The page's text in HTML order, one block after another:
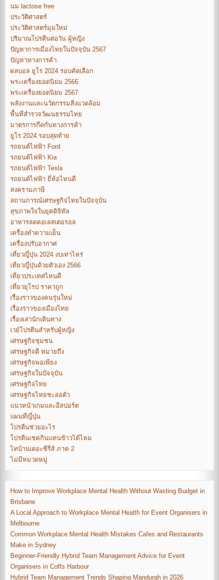
นม lactose free
ประวัติศาสตร์
ประวัติศาสตร์มุมใหม่
ปริมาณโปรตีนต่อวัน ผู้หญิง
ปัญหาการเมืองไทยในปัจจุบัน 2567
ปัญหาทางการค้า
ผลบอล ยูโร 2024 รอบคัดเลือก
พระเครื่องยอดนิยม 2566
พระเครื่องยอดนิยม 2567
พลังงานและนวัตกรรมสิ่งแวดล้อม
พื้นที่สำรวจวัฒนธรรมไทย
มาตรการกีดกันทางการค้า
ยูโร 2024 รอบสุดท้าย
รถยนต์ไฟฟ้า Ford
รถยนต์ไฟฟ้า Kia
รถยนต์ไฟฟ้า Tesla
รถยนต์ไฟฟ้า ยี่ห้อไหนดี
สงครามภาษี
สถานการณ์เศรษฐกิจไทยในปัจจุบัน
สุขภาพใจในยุคดิจิทัล
อาหารลดคอเลสเตอรอล
เครื่องทำความเย็น
เครื่องปรับอากาศ
เที่ยวญี่ปุ่น 2024 งบเท่าไหร่
เที่ยวญี่ปุ่นด้วยตัวเอง 2566
เที่ยวประเทศไหนดี
เที่ยวยุโรป ราคาถูก
เรื่องราวของคนรุ่นใหม่
เรื่องราวของเมืองไทย
เรื่องเล่านักเดินทาง
เวย์โปรตีนสำหรับผู้หญิง
เศรษฐกิจชุมชน
เศรษฐกิจดี หมายถึง
เศรษฐกิจพอเพียง
เศรษฐกิจในปัจจุบัน
เศรษฐกิจไทย
เศรษฐกิจไทยชะลอตัว
แนวหน้าเกมและอีสปอร์ต
แผนที่ญี่ปุ่น
โปรตีนช่วยอะไร
โปรตีนเชคกินแทนข้าวได้ไหม
ไทบ้านเดอะซีรีส์ ภาค 2
ไม่มีหมวดหมู่
How to Improve Workplace Mental Health Without Wasting Budget in
Brisbane
A Local Approach to Workplace Mental Health for Event Organisers in
Melbourne
Common Workplace Mental Health Mistakes Cafes and Restaurants
Make in Sydney
Beginner-Friendly Hybrid Team Management Advice for Event
Organisers in Coffs Harbour
Hybrid Team Management Trends Shaping Mandurah in 2026